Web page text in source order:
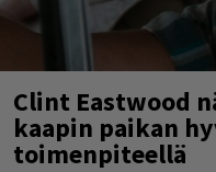
Clint Eastwood
kaapin paikan
toimenpiteellä